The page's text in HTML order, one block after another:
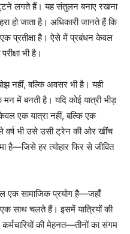
लगते हैं। यह संतुलन बनाए रखना
हो जाता है। अधिकारी जानते हैं कि
एक प्रतीक्षा है। ऐसे में प्रबंधन केवल
भी है।
नहीं, बल्कि अवसर भी है। यही
में बनती है। यदि कोई यात्री भीड़
एक यात्रा नहीं, बल्कि एक
वर्ष भी उसे उसी ट्रेन की ओर खींच
है—जिसे हर त्योहार फिर से जीवित
एक सामाजिक प्रयोग है—जहाँ
साथ चलते हैं। इसमें यात्रियों की
की मेहनत—तीनों का संगम